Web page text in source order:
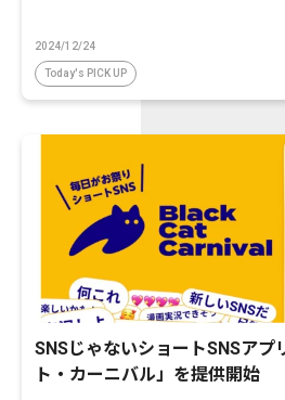
2024/12/24
Today's PICK UP
SNSじゃないショートSNSアプ
ト・カーニバル」を提供開始